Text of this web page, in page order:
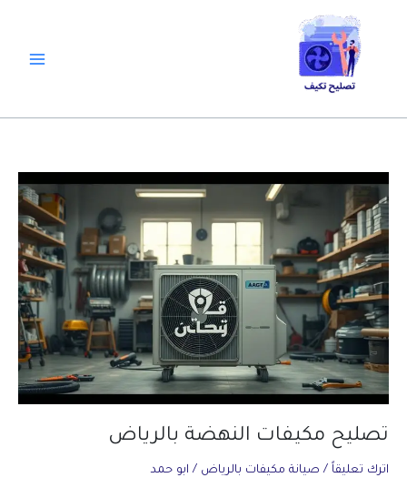
تصليح مكيفات النهضة بالرياض
اترك تعليقاً / صيانة مكيفات بالرياض / ابو حمد